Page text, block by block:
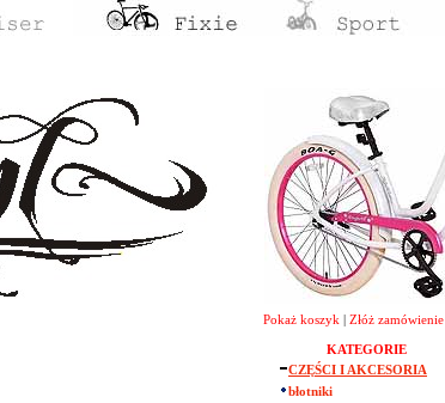
Pokaż koszyk Złóż zamówienie
KATEGORIE
CZĘŚCI I AKCESORIA
błotniki